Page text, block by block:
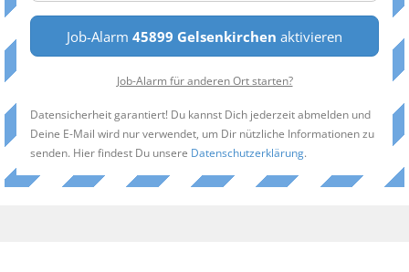
Job-Alarm 45899 Gelsenkirchen aktivieren
Job-Alarm für anderen Ort starten?
Datensicherheit garantiert! Du kannst Dich jederzeit abmelden und
Deine E-Mail wird nur verwendet, um Dir nützliche Informationen zu
senden. Hier findest Du unsere Datenschutzerklärung.